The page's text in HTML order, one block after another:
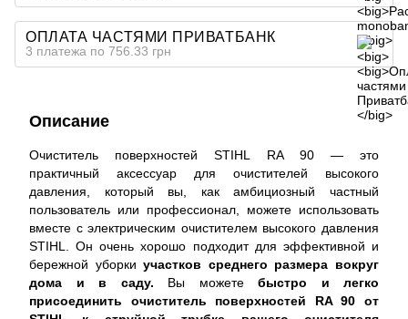
ОПЛАТА ЧАСТЯМИ ПРИВАТБАНК
3 платежа по 756.33 грн
Описание
Очиститель поверхностей STIHL RA 90 — это
практичный аксессуар для очистителей высокого
давления, который вы, как амбициозный частный
пользователь или профессионал, можете использовать
вместе с электрическим очистителем высокого давления
STIHL. Он очень хорошо подходит для эффективной и
бережной уборкиучастков среднего размера вокруг
дома и в саду. Вы можете быстро и легко
присоединить очиститель поверхностей RA 90 от